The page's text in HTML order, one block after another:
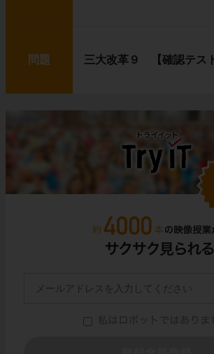
問題 三大改革９ 【確認テス